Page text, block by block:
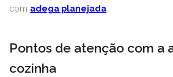
com adega planejada
Pontos de atenção com a
cozinha